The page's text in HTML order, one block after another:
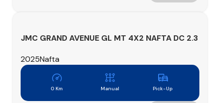
JMC GRAND AVENUE GL MT 4X2 NAFTA DC 2.3
2025Nafta
0 Km Manual Pick-Up